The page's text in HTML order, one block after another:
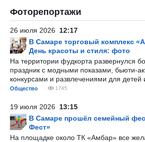
Фоторепортажи
26 июля 2026 12:17
В Самаре торговый комплекс
День красоты и стиля: фото
На территории фудкорта развернулся
праздник с модными показами, бьюти-
конкурсами и развлечениями для детей
Общество 1745
19 июля 2026 13:15
В Самаре прошёл семейный
Фест»
На площадке около ТК «Амбар» все